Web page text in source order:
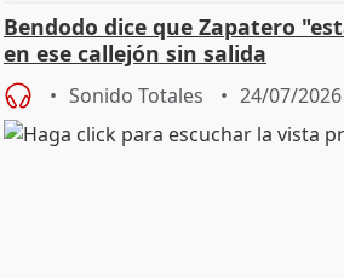
Bendodo dice que Zapatero
en ese callejón sin salida
Sonido Totales 24/07/2026